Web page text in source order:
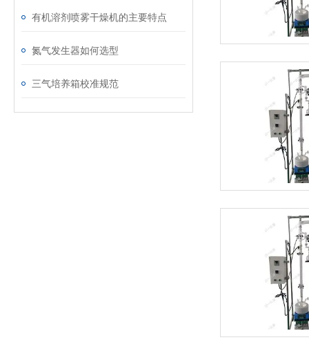
有机溶剂喷雾干燥机的主要特点
氮气发生器如何选型
三气培养箱校准规范